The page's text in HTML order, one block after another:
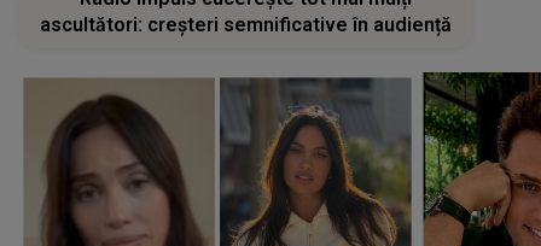
ascultători: creșteri semnificative în audiență